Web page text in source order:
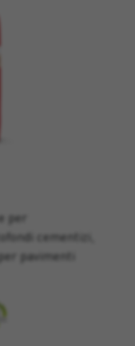
per
cementizi,
pavimenti